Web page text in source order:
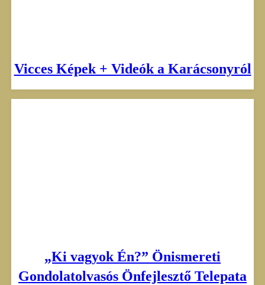
Vicces Képek + Videók a Karácsonyról
„Ki vagyok Én?” Önismereti
Gondolatolvasós Önfejlesztő Telepata